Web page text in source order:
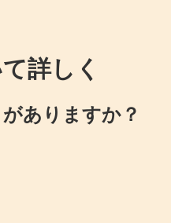
詳しく
ありますか？